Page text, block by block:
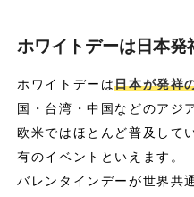
ホワイトデーは日本発
ホワイトデーは日本が発祥
国・台湾・中国などのアジ
欧米ではほとんど普及して
有のイベントといえます。
バレンタインデーが世界共